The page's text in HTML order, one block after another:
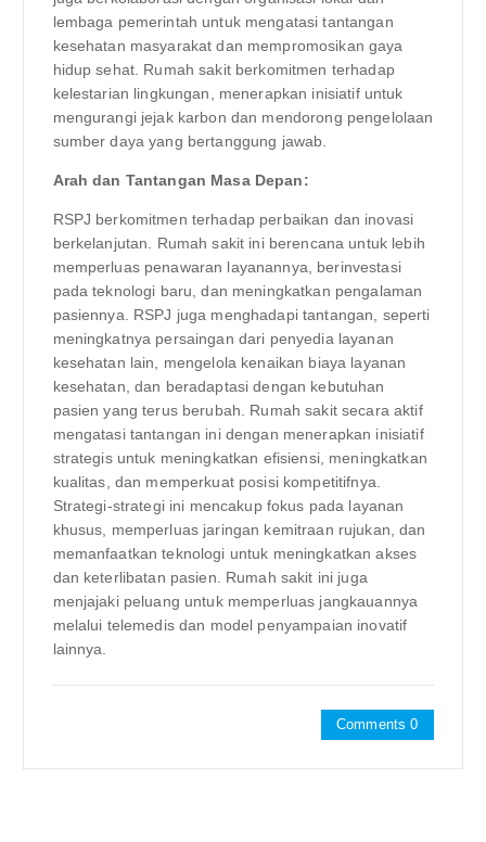
lembaga pemerintah untuk mengatasi tantangan
kesehatan masyarakat dan mempromosikan gaya
hidup sehat. Rumah sakit berkomitmen terhadap
kelestarian lingkungan, menerapkan inisiatif untuk
mengurangi jejak karbon dan mendorong pengelolaan
sumber daya yang bertanggung jawab.
Arah dan Tantangan Masa Depan:
RSPJ berkomitmen terhadap perbaikan dan inovasi
berkelanjutan. Rumah sakit ini berencana untuk lebih
memperluas penawaran layanannya, berinvestasi
pada teknologi baru, dan meningkatkan pengalaman
pasiennya. RSPJ juga menghadapi tantangan, seperti
meningkatnya persaingan dari penyedia layanan
kesehatan lain, mengelola kenaikan biaya layanan
kesehatan, dan beradaptasi dengan kebutuhan
pasien yang terus berubah. Rumah sakit secara aktif
mengatasi tantangan ini dengan menerapkan inisiatif
strategis untuk meningkatkan efisiensi, meningkatkan
kualitas, dan memperkuat posisi kompetitifnya.
Strategi-strategi ini mencakup fokus pada layanan
khusus, memperluas jaringan kemitraan rujukan, dan
memanfaatkan teknologi untuk meningkatkan akses
dan keterlibatan pasien. Rumah sakit ini juga
menjajaki peluang untuk memperluas jangkauannya
melalui telemedis dan model penyampaian inovatif
lainnya.
Comments 0